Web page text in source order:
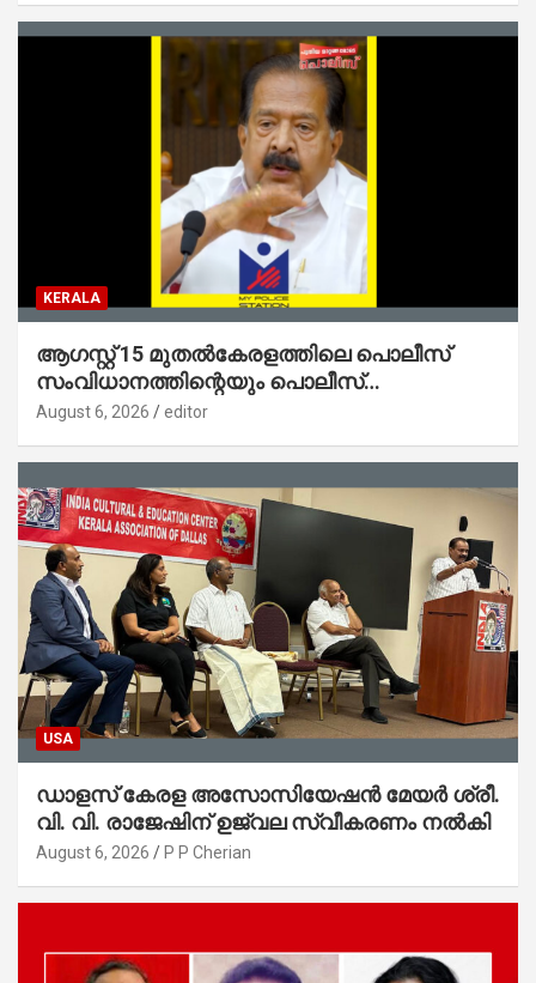
KERALA
ആഗസ്റ്റ് 15 മുതല്‍കേരളത്തിലെ പൊലീസ്
സംവിധാനത്തിന്റെയും പൊലീസ്
സ്റ്റേഷനുകളുടെയും മുഖഛായ മാറുകയാണ് :
August 6, 2026 editor
USA
ഡാളസ് കേരള അസോസിയേഷൻ മേയർ ശ്രീ.
വി. വി. രാജേഷിന് ഉജ്വല സ്വീകരണം നൽകി
August 6, 2026 P P Cherian